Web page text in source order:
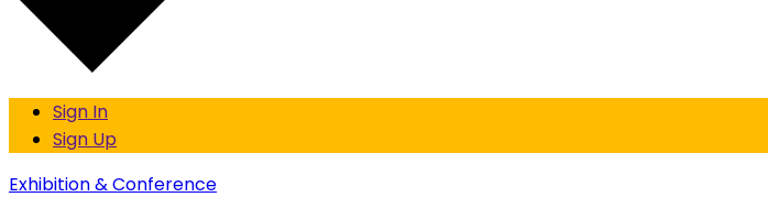
Sign In
Sign Up
Exhibition & Conference